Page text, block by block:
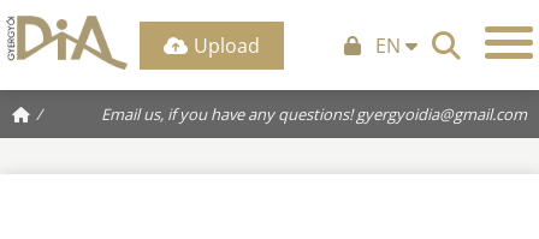
Upload EN
/ Email us, if you have any questions!gyergyoidia@gmail.com